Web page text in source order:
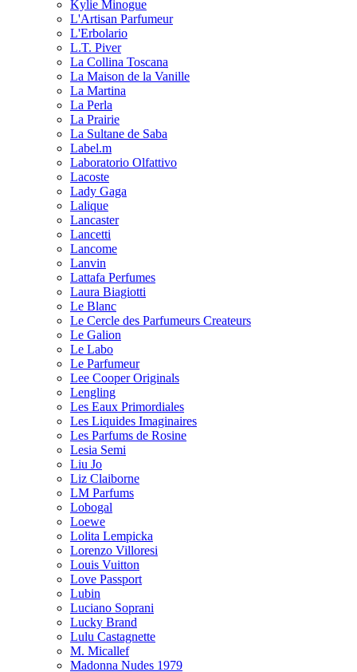
Kylie Minogue
L'Artisan Parfumeur
L'Erbolario
L.T. Piver
La Collina Toscana
La Maison de la Vanille
La Martina
La Perla
La Prairie
La Sultane de Saba
Label.m
Laboratorio Olfattivo
Lacoste
Lady Gaga
Lalique
Lancaster
Lancetti
Lancome
Lanvin
Lattafa Perfumes
Laura Biagiotti
Le Blanc
Le Cercle des Parfumeurs Createurs
Le Galion
Le Labo
Le Parfumeur
Lee Cooper Originals
Lengling
Les Eaux Primordiales
Les Liquides Imaginaires
Les Parfums de Rosine
Lesia Semi
Liu Jo
Liz Claiborne
LM Parfums
Lobogal
Loewe
Lolita Lempicka
Lorenzo Villoresi
Louis Vuitton
Love Passport
Lubin
Luciano Soprani
Lucky Brand
Lulu Castagnette
M. Micallef
Madonna Nudes 1979